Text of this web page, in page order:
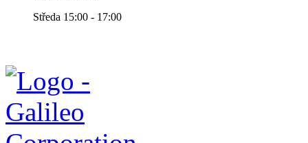
Středa 15:00 - 17:00